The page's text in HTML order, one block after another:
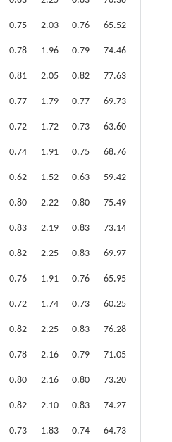
0.75 2.03 0.76 65.52
0.78 1.96 0.79 74.46
0.81 2.05 0.82 77.63
0.77 1.79 0.77 69.73
0.72 1.72 0.73 63.60
0.74 1.91 0.75 68.76
0.62 1.52 0.63 59.42
0.80 2.22 0.80 75.49
0.83 2.19 0.83 73.14
0.82 2.25 0.83 69.97
0.76 1.91 0.76 65.95
0.72 1.74 0.73 60.25
0.82 2.25 0.83 76.28
0.78 2.16 0.79 71.05
0.80 2.16 0.80 73.20
0.82 2.10 0.83 74.27
0.73 1.83 0.74 64.73